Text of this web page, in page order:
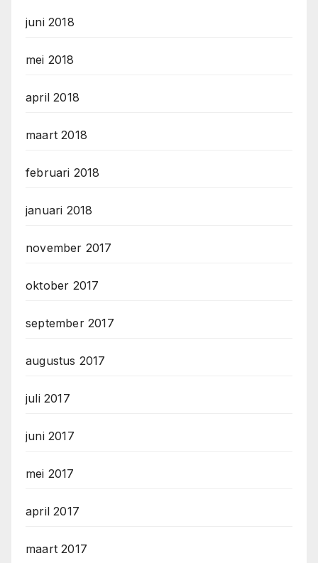
juni 2018
mei 2018
april 2018
maart 2018
februari 2018
januari 2018
november 2017
oktober 2017
september 2017
augustus 2017
juli 2017
juni 2017
mei 2017
april 2017
maart 2017